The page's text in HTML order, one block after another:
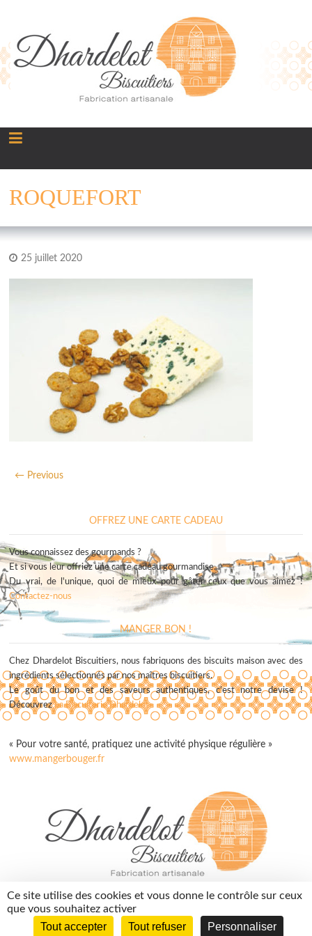
ROQUEFORT
25 juillet 2020
← Previous
OFFREZ UNE CARTE CADEAU
Vous connaissez des gourmands ?
Et si vous leur offriez une carte cadeau gourmandise...
Du vrai, de l'unique, quoi de mieux pour gâter ceux que vous aimez !
Contactez-nous
MANGER BON !
Chez Dhardelot Biscuitiers, nous fabriquons des biscuits maison avec des
ingrédients sélectionnés par nos maîtres biscuitiers.
Le goût du bon et des saveurs authentiques, c'est notre devise !
DécouvrezLa Biscuiterie Dhardelot
« Pour votre santé, pratiquez une activité physique régulière »
www.mangerbouger.fr
contact@dhardelotbiscuitiers.fr
03 74 05 01 10
Ce site utilise des cookies et vous donne le contrôle sur ceux
que vous souhaitez activer
Tout accepter Tout refuser Personnaliser